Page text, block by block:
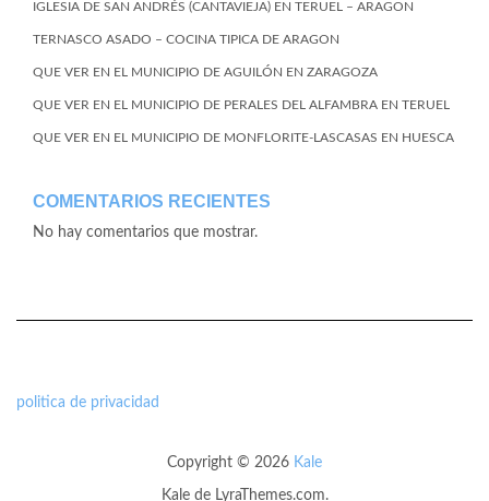
IGLESIA DE SAN ANDRÉS (CANTAVIEJA) EN TERUEL – ARAGON
TERNASCO ASADO – COCINA TIPICA DE ARAGON
QUE VER EN EL MUNICIPIO DE AGUILÓN EN ZARAGOZA
QUE VER EN EL MUNICIPIO DE PERALES DEL ALFAMBRA EN TERUEL
QUE VER EN EL MUNICIPIO DE MONFLORITE-LASCASAS EN HUESCA
COMENTARIOS RECIENTES
No hay comentarios que mostrar.
politica de privacidad
Copyright © 2026 Kale
Kalede LyraThemes.com.